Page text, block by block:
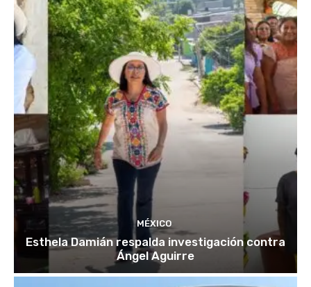
MÉXICO
Esthela Damián respalda investigación contra
Ángel Aguirre